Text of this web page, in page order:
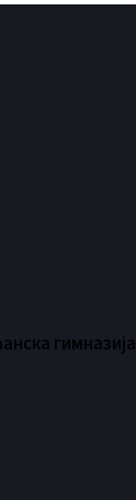
гимназија